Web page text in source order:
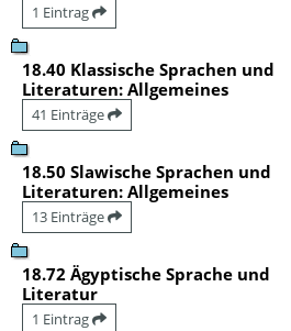
1 Eintrag
18.40 Klassische Sprachen und
Literaturen: Allgemeines
41 Einträge
18.50 Slawische Sprachen und
Literaturen: Allgemeines
13 Einträge
18.72 Ägyptische Sprache und
Literatur
1 Eintrag